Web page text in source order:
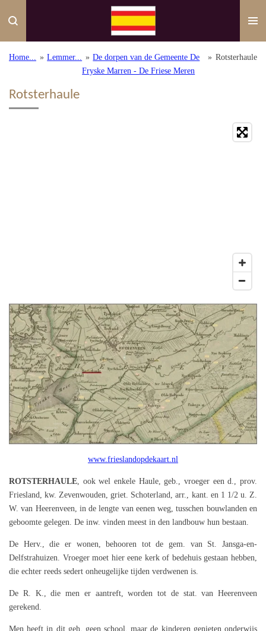
direct
de
Home... » Lemmer... » De dorpen van de Gemeente De
Fryske Marren - De Friese Meren
» Rotsterhaule
Rotsterhaule
www.frieslandopdekaart.nl
ROTSTERHAULE, ook wel enkele Haule, geb., vroeger een d., prov.
Friesland, kw. Zevenwouden, griet. Schoterland, arr., kant. en 1 1/2 u. Z.
W. van Heerenveen, in de lengte van eenen weg, tusschen bouwlanden en
geboomte gelegen. De inw. vinden meest in den landbouw hun bestaan.
De Herv., die er wonen, behooren tot de gem. van St. Jansga-en-
Delfstrahuizen. Vroeger moet hier eene kerk of bedehuis gestaan hebben,
die echter reeds sedert onheugelijke tijden verdwenen is.
De R. K., die men er aantreft, worden tot de stat. van Heerenveen
gerekend.
Men heeft in dit geh. geen school, maar de kinderen genieten onderwijs